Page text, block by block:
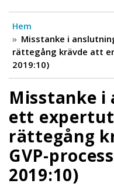
Hem
Misstanke i
rättegång krävde att
2019:10)
Misstanke
ett
rättegång
GVP-
2019:10)